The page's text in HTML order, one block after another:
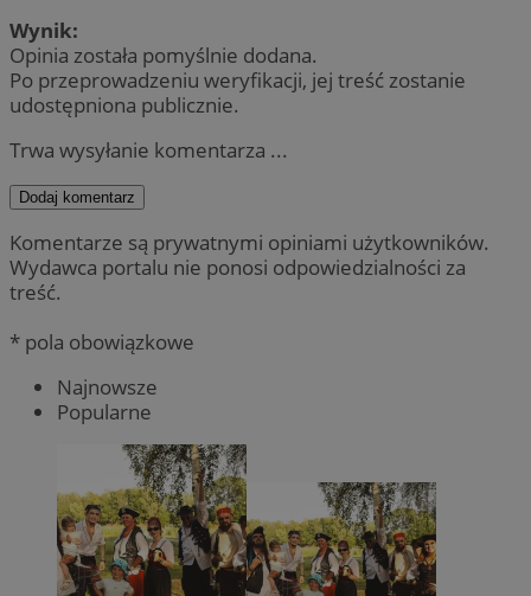
Wynik:
Opinia została pomyślnie dodana.
Po przeprowadzeniu weryfikacji, jej treść zostanie
udostępniona publicznie.
Trwa wysyłanie komentarza ...
Dodaj komentarz
Komentarze są prywatnymi opiniami użytkowników.
Wydawca portalu nie ponosi odpowiedzialności za
treść.
* pola obowiązkowe
Najnowsze
Popularne